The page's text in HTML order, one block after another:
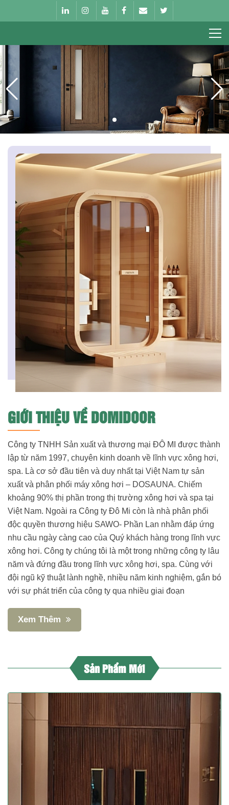
GIỚI THIỆU VỀ DOMIDOOR
Công ty TNHH Sản xuất và thương mại ĐÔ MI được thành
lập từ năm 1997, chuyên kinh doanh về lĩnh vực xông hơi,
spa. Là cơ sở đầu tiên và duy nhất tại Việt Nam tự sản
xuất và phân phối máy xông hơi – DOSAUNA. Chiếm
khoảng 90% thị phần trong thị trường xông hơi và spa tại
Việt Nam. Ngoài ra Công ty Đô Mi còn là nhà phân phối
độc quyền thương hiệu SAWO- Phần Lan nhằm đáp ứng
nhu cầu ngày càng cao của Quý khách hàng trong lĩnh vực
xông hơi. Công ty chúng tôi là một trong những công ty lâu
năm và đứng đầu trong lĩnh vực xông hơi, spa. Cùng với
đội ngũ kỹ thuật lành nghề, nhiều năm kinh nghiệm, gắn bó
với sự phát triển của công ty qua nhiều giai đoạn
Xem Thêm
Sản Phẩm Mới